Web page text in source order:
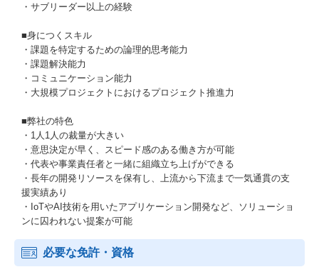
・サブリーダー以上の経験
■身につくスキル
・課題を特定するための論理的思考能力
・課題解決能力
・コミュニケーション能力
・大規模プロジェクトにおけるプロジェクト推進力
■弊社の特色
・1人1人の裁量が大きい
・意思決定が早く、スピード感のある働き方が可能
・代表や事業責任者と一緒に組織立ち上げができる
・長年の開発リソースを保有し、上流から下流まで一気通貫の支
援実績あり
・IoTやAI技術を用いたアプリケーション開発など、ソリューショ
ンに囚われない提案が可能
必要な免許・資格